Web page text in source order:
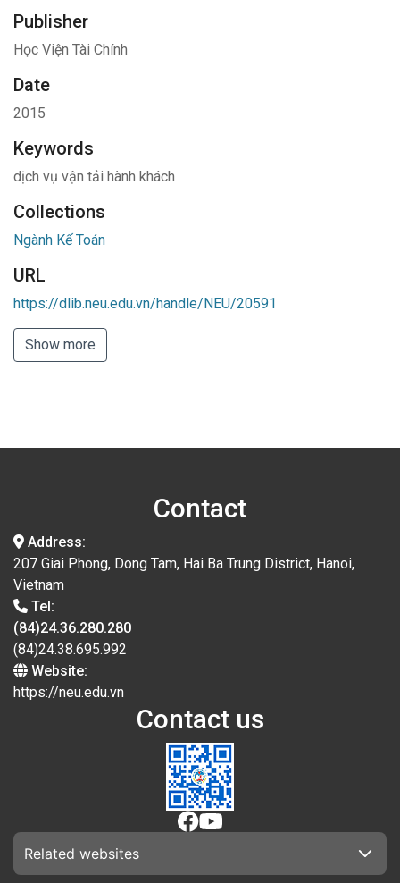
Publisher
Học Viện Tài Chính
Date
2015
Keywords
dịch vụ vận tải hành khách
Collections
Ngành Kế Toán
URL
https://dlib.neu.edu.vn/handle/NEU/20591
Show more
Contact
Address:
207 Giai Phong, Dong Tam, Hai Ba Trung District, Hanoi,
Vietnam
Tel:
(84)24.36.280.280
(84)24.38.695.992
Website:
https://neu.edu.vn
Contact us
Related websites